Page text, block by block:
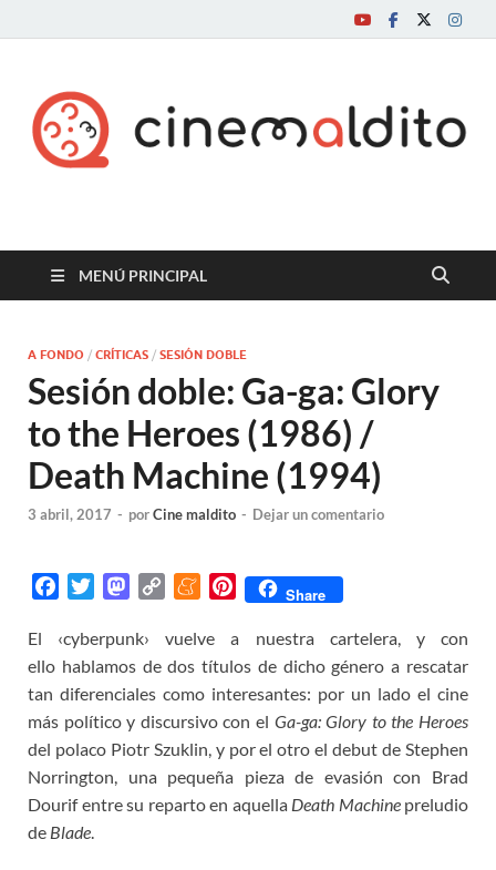
Cine maldito
MENÚ PRINCIPAL
A FONDO / CRÍTICAS / SESIÓN DOBLE
Sesión doble: Ga-ga: Glory
to the Heroes (1986) /
Death Machine (1994)
3 abril, 2017 - porCine maldito - Dejar un comentario
c
e
b
o
o
k
i
t
t
e
r
M
s
t
o
d
o
n
p
y
L
i
n
k
M
n
e
a
m
e
P
n
t
e
r
e
t
Share
El ‹cyberpunk› vuelve a nuestra cartelera, y con
ello hablamos de dos títulos de dicho género a rescatar
tan diferenciales como interesantes: por un lado el cine
más político y discursivo con el Ga-ga: Glory to the Heroes
del polaco Piotr Szuklin, y por el otro el debut de Stephen
Norrington, una pequeña pieza de evasión con Brad
Dourif entre su reparto en aquella Death Machinepreludio
de Blade.